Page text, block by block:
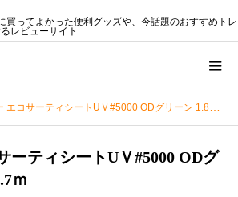
買ってよかった便利グッズや、今話題のおすすめトレ
レビューサイト
コサーティシートUＶ#5000 ODグリーン 1.8ｍ×2.7ｍ
ーティシートUＶ#5000 ODグ
ｍ